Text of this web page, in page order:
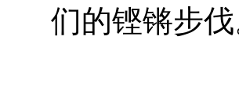
们的铿锵步伐